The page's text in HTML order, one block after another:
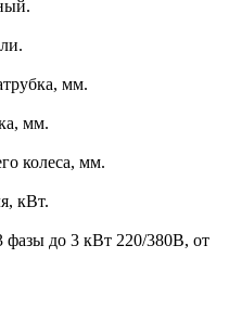
мм.
мм.
колеса, мм.
кВт.
фазы до 3 кВт 220/380В, от